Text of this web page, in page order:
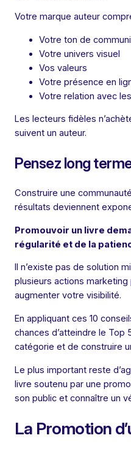
Votre marque auteur
Votre ton de
Votre univers visuel
Vos valeurs
Votre présence en
Votre relation avec
Les lecteurs fidèles
suivent un auteur.
Pensez long
Construire une
résultats deviennent
Promouvoir un livre
régularité et de la
Il n’existe pas de solution
plusieurs actions
augmenter votre visibilité.
En appliquant ces 10
chances d’atteindre le
catégorie et de construire
Le plus important reste
livre soutenu par une
son public et connaître un
La Promotion